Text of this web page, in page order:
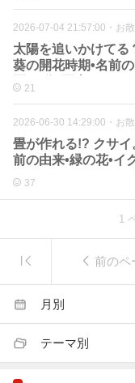
2026-07-04 21:57:00 ・ お
太陽を追いかけてる
葵の開花時期•名前
夏•画像•写真
21
2026-06-30 14:29:00 ・ お
畳が作れる!? クサイ
前の由来•緑の花•イ
37
1
前のペ
月別
テーマ別